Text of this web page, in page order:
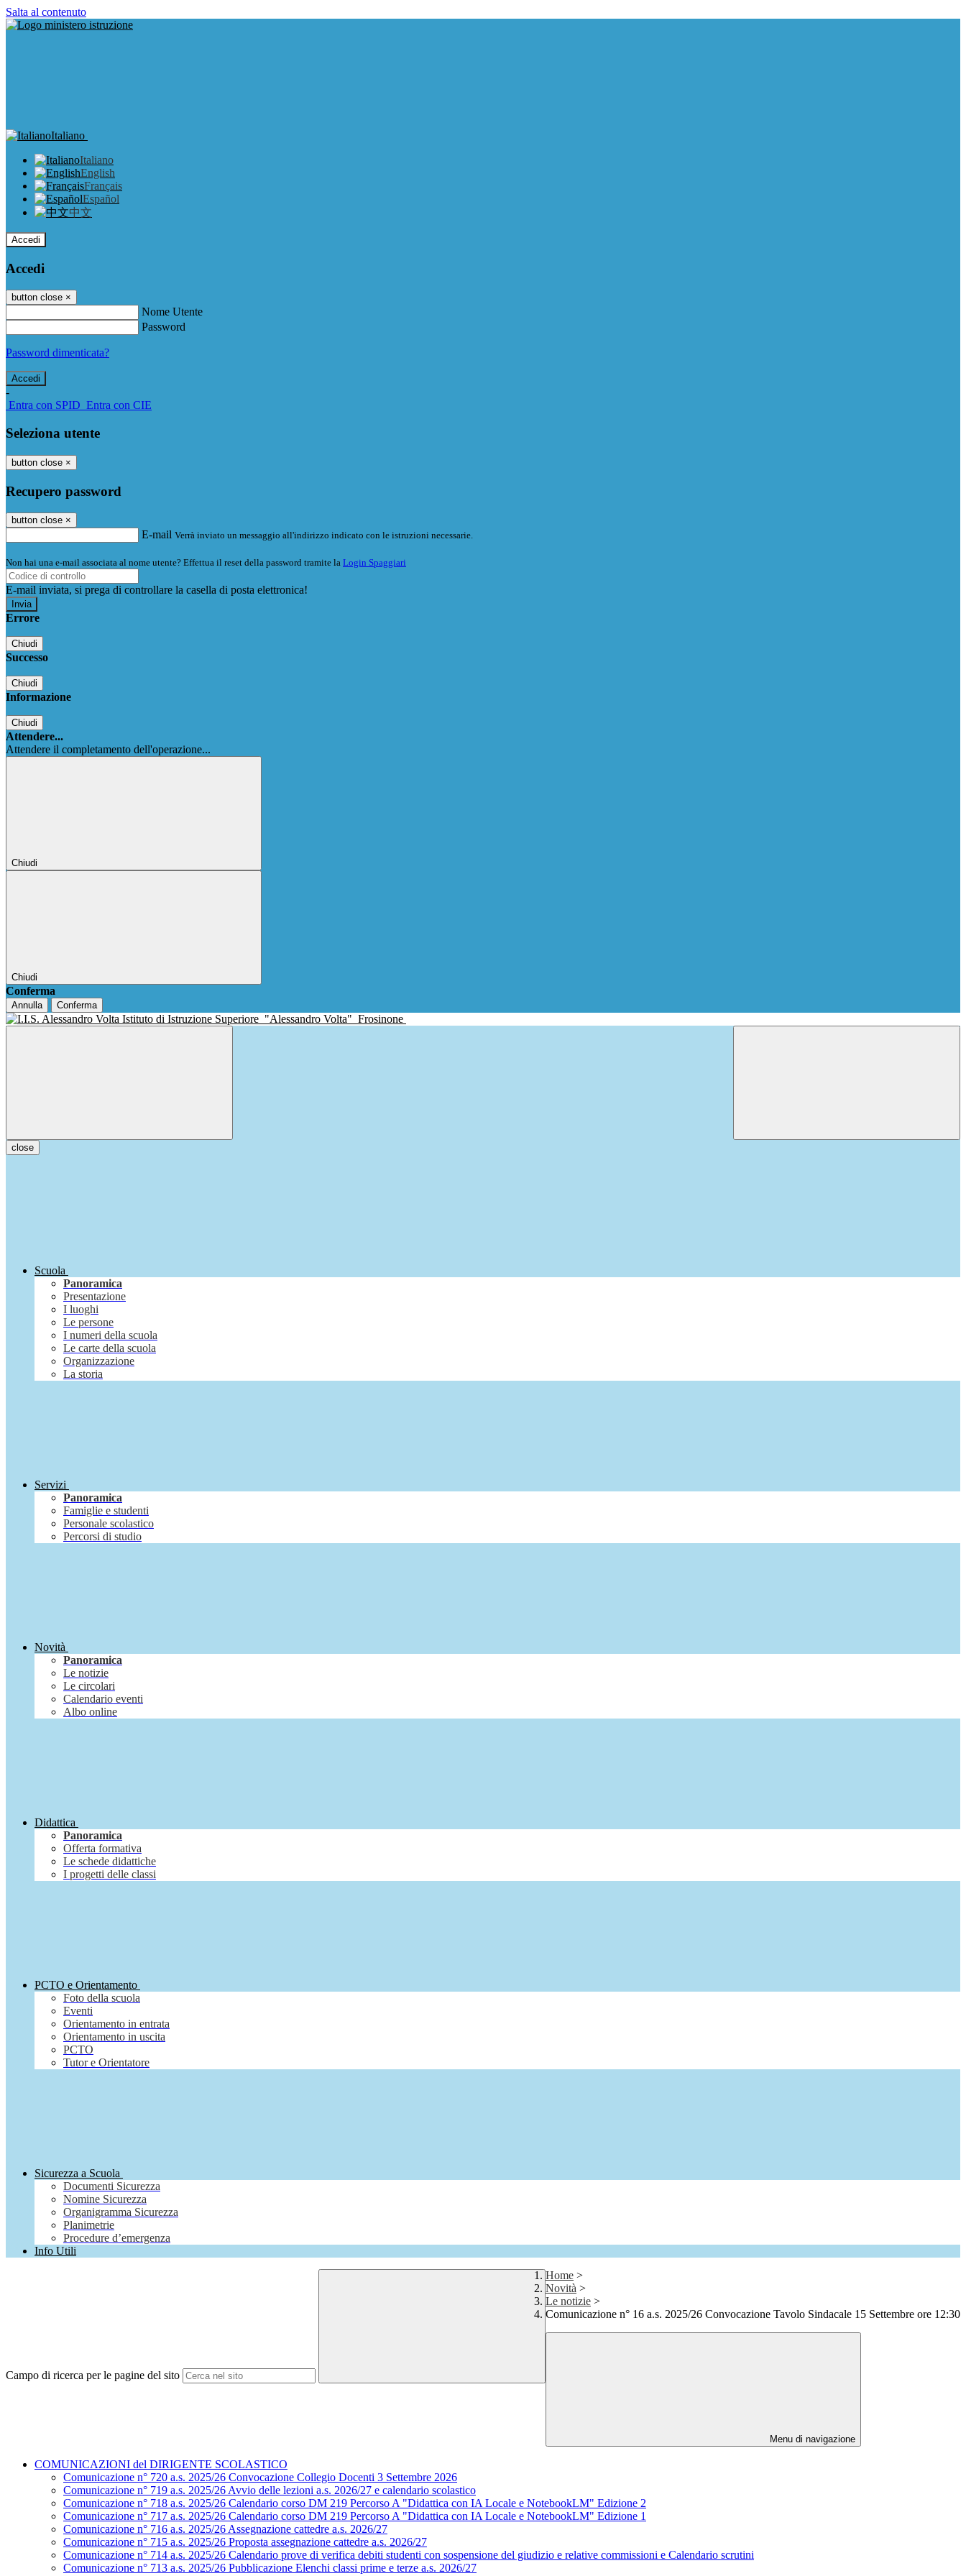
Salta al contenuto
Italiano
Italiano
English
Français
Español
中文
Accedi
Accedi
button close ×
Nome Utente
Password
Password dimenticata?
-
Entra con SPID Entra con CIE
Seleziona utente
button close ×
Recupero password
button close ×
E-mail Verrà inviato un messaggio all'indirizzo indicato con le istruzioni necessarie.
Non hai una e-mail associata al nome utente? Effettua il reset della password tramite la Login Spaggiari
E-mail inviata, si prega di controllare la casella di posta elettronica!
Errore
Chiudi
Successo
Chiudi
Informazione
Chiudi
Attendere...
Attendere il completamento dell'operazione...
Chiudi
Chiudi
Conferma
Annulla Conferma
Istituto di Istruzione Superiore "Alessandro Volta" Frosinone
close
Scuola
Panoramica
Presentazione
I luoghi
Le persone
I numeri della scuola
Le carte della scuola
Organizzazione
La storia
Servizi
Panoramica
Famiglie e studenti
Personale scolastico
Percorsi di studio
Novità
Panoramica
Le notizie
Le circolari
Calendario eventi
Albo online
Didattica
Panoramica
Offerta formativa
Le schede didattiche
I progetti delle classi
PCTO e Orientamento
Foto della scuola
Eventi
Orientamento in entrata
Orientamento in uscita
PCTO
Tutor e Orientatore
Sicurezza a Scuola
Documenti Sicurezza
Nomine Sicurezza
Organigramma Sicurezza
Planimetrie
Procedure d’emergenza
Info Utili
Campo di ricerca per le pagine del sito
Home >
Novità >
Le notizie >
Comunicazione n° 16 a.s. 2025/26 Convocazione Tavolo Sindacale 15 Settembre ore 12:30
Menu di navigazione
COMUNICAZIONI del DIRIGENTE SCOLASTICO
Comunicazione n° 720 a.s. 2025/26 Convocazione Collegio Docenti 3 Settembre 2026
Comunicazione n° 719 a.s. 2025/26 Avvio delle lezioni a.s. 2026/27 e calendario scolastico
Comunicazione n° 718 a.s. 2025/26 Calendario corso DM 219 Percorso A "Didattica con IA Locale e NotebookLM" Edizione 2
Comunicazione n° 717 a.s. 2025/26 Calendario corso DM 219 Percorso A "Didattica con IA Locale e NotebookLM" Edizione 1
Comunicazione n° 716 a.s. 2025/26 Assegnazione cattedre a.s. 2026/27
Comunicazione n° 715 a.s. 2025/26 Proposta assegnazione cattedre a.s. 2026/27
Comunicazione n° 714 a.s. 2025/26 Calendario prove di verifica debiti studenti con sospensione del giudizio e relative commissioni e Calendario scrutini
Comunicazione n° 713 a.s. 2025/26 Pubblicazione Elenchi classi prime e terze a.s. 2026/27